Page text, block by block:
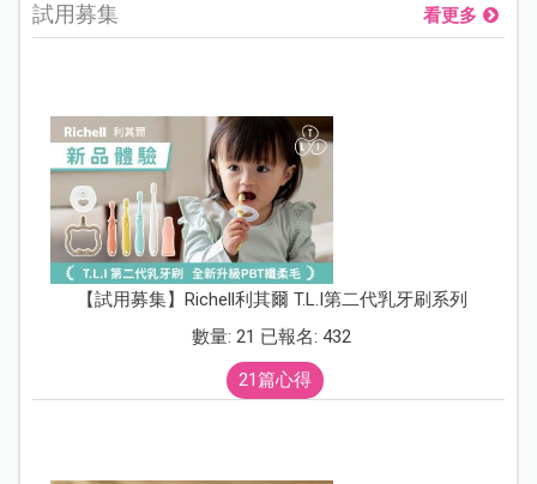
試用募集 看更多
【試用募集】Richell利其爾 T.L.I第二代乳牙刷系列
數量: 21 已報名: 432
21篇心得